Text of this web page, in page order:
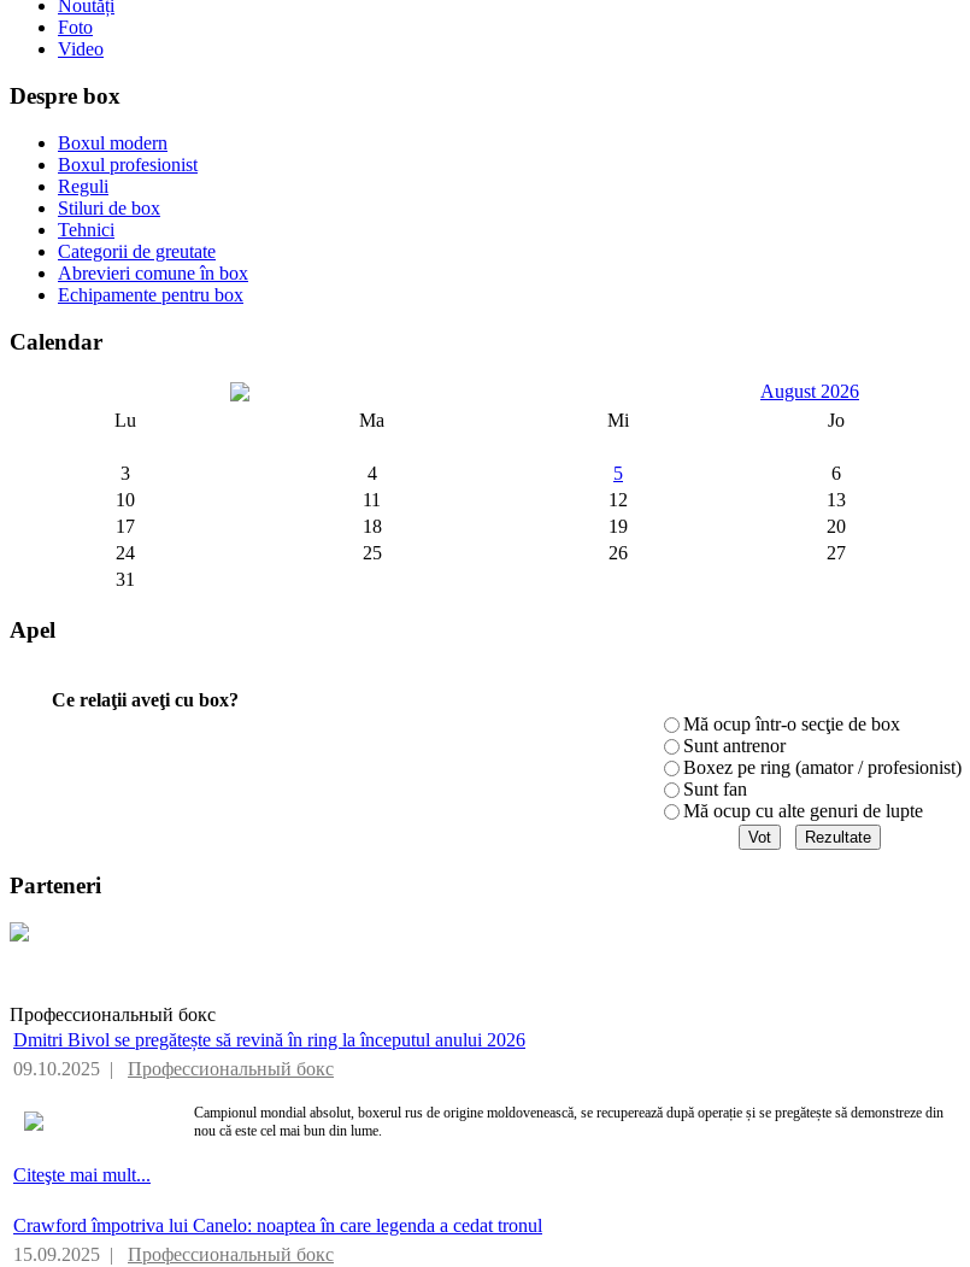
Noutăți
Foto
Video
Despre box
Boxul modern
Boxul profesionist
Reguli
Stiluri de box
Tehnici
Categorii de greutate
Abrevieri comune în box
Echipamente pentru box
Calendar
August 2026
Lu
Ma Mi Jo
3
4 5 6
10
11 12 13
17
18 19 20
24
25 26 27
31
Apel
Ce relaţii aveţi cu box?
Mă ocup într-o secţie de box
Sunt antrenor
Boxez pe ring (amator / profesionist)
Sunt fan
Mă ocup cu alte genuri de lupte
Parteneri
Профессиональный бокс
Dmitri Bivol se pregătește să revină în ring la începutul anului 2026
09.10.2025 | Профессиональный бокс
Campionul mondial absolut, boxerul rus de origine moldovenească, se recuperează după operație și se pregătește să demonstreze din
nou că este cel mai bun din lume.
Citeşte mai mult...
Crawford împotriva lui Canelo: noaptea în care legenda a cedat tronul
15.09.2025 | Профессиональный бокс